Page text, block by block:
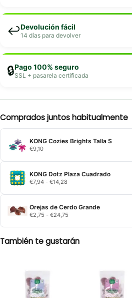
↩️Devolución fácil
14 días para devolver
🔒Pago 100% seguro
SSL + pasarela certificada
Comprados juntos habitualmente
KONG Cozies Brights Talla S
€9,10
KONG Dotz Plaza Cuadrado
€7,94 - €14,28
precios:
€7,94
hasta
Orejas de Cerdo Grande
€2,75 - €24,75
precios:
desde
€2,75
También te gustarán